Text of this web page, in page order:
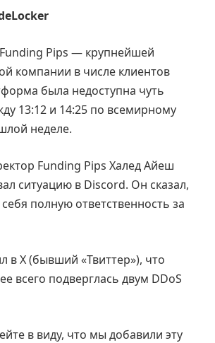
Pips — крупнейшей
компании в числе клиентов
была недоступна чуть
13:12 и 14:25 по всемирному
неделе.
Funding Pips Халед Айеш
ситуацию в Discord. Он сказал,
полную ответственность за
в X (бывший «Твиттер»), что
всего подверглась двум DDoS
в виду, что мы добавили эту